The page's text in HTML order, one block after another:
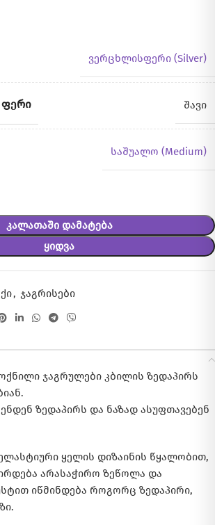
ვერცხლისფერი (Silver)
ᲤᲔᲠᲘ შავი
საშუალო (Medium)
Კალათაში Დამატება
Ყიდვა
, ჯაგრისები
ჯაგრულები კბილის ზედაპირს
ზედაპირს და ნაზად ასუფთავებენ
ყელის დიზაინის წყალობით,
არასაჭირო ზეწოლა და
იწმინდება როგორც ზედაპირი,